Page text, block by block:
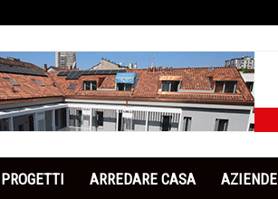
PROGETTI ARREDARE CASA AZIENDE